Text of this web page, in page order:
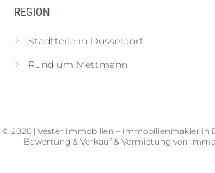
REGION
Stadtteile in Düsseldorf
Rund um Mettmann
© 2026 | Vester Immobilien – Immobilienmakler in
- Bewertung & Verkauf & Vermietung von